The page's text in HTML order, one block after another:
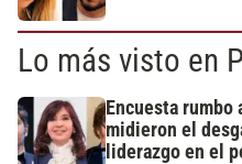
Lo más visto en
Encuesta
midieron el
liderazgo en el